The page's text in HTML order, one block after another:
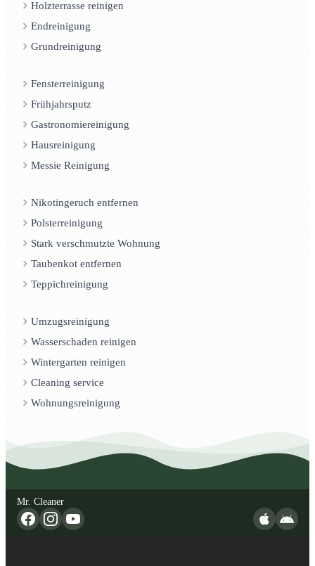
Holzterrasse reinigen
Endreinigung
Grundreinigung
Fensterreinigung
Frühjahrsputz
Gastronomiereinigung
Hausreinigung
Messie Reinigung
Nikotingeruch entfernen
Polsterreinigung
Stark verschmutzte Wohnung
Taubenkot entfernen
Teppichreinigung
Umzugsreinigung
Wasserschaden reinigen
Wintergarten reinigen
Cleaning service
Wohnungsreinigung
Mr. Cleaner